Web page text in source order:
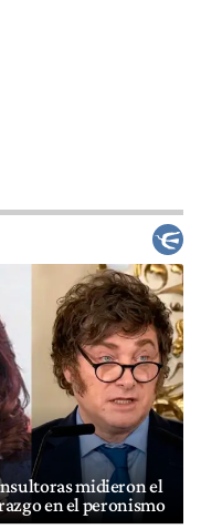
midieron el
en el peronismo